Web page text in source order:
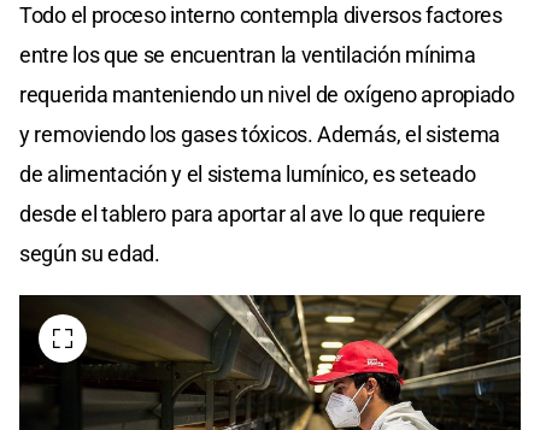
Todo el proceso interno contempla diversos factores
entre los que se encuentran la ventilación mínima
requerida manteniendo un nivel de oxígeno apropiado
y removiendo los gases tóxicos. Además, el sistema
de alimentación y el sistema lumínico, es seteado
desde el tablero para aportar al ave lo que requiere
según su edad.